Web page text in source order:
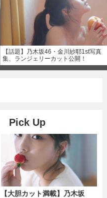
【話題】乃木坂46・金川紗耶1st写真
集、ランジェリーカット公開！
Pick Up
【大胆カット満載】乃木坂